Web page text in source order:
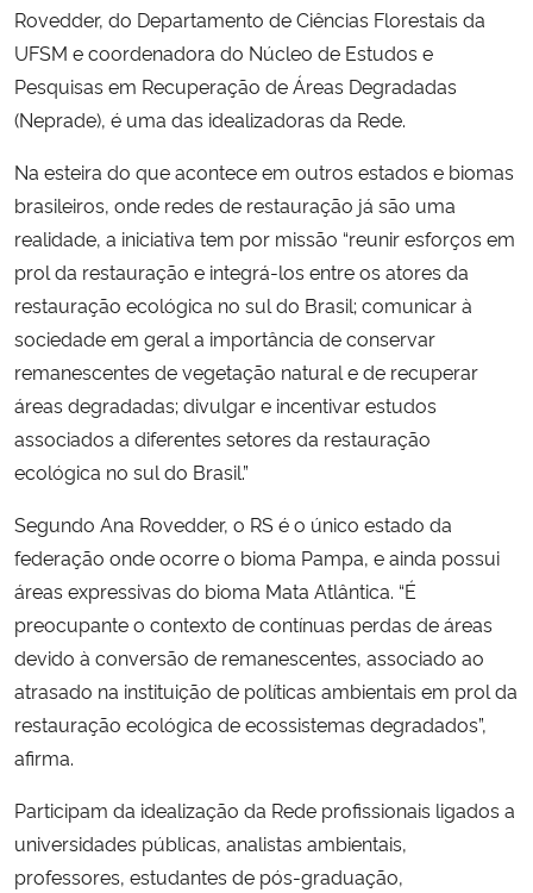
Banco Central do Brasil
Planalto
Rovedder, do Departamento de Ciências Florestais da
UFSM e coordenadora do Núcleo de Estudos e
Pesquisas em Recuperação de Áreas Degradadas
(Neprade), é uma das idealizadoras da Rede.
Na esteira do que acontece em outros estados e biomas
brasileiros, onde redes de restauração já são uma
realidade, a iniciativa tem por missão “reunir esforços em
prol da restauração e integrá-los entre os atores da
restauração ecológica no sul do Brasil; comunicar à
sociedade em geral a importância de conservar
remanescentes de vegetação natural e de recuperar
áreas degradadas; divulgar e incentivar estudos
associados a diferentes setores da restauração
ecológica no sul do Brasil.”
Segundo Ana Rovedder, o RS é o único estado da
federação onde ocorre o bioma Pampa, e ainda possui
áreas expressivas do bioma Mata Atlântica. “É
preocupante o contexto de contínuas perdas de áreas
devido à conversão de remanescentes, associado ao
atrasado na instituição de políticas ambientais em prol da
restauração ecológica de ecossistemas degradados”,
afirma.
Participam da idealização da Rede profissionais ligados a
universidades públicas, analistas ambientais,
professores, estudantes de pós-graduação,